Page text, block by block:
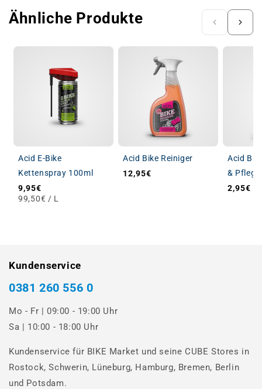
Ähnliche Produkte
Acid E-Bike
Kettenspray 100ml
Normaler Preis
9,95€
GRUNDPREIS
99,50€ / PRO
L
Acid Bike Reiniger
Normaler Preis
12,95€
Acid
&
2,95€
Kundenservice
0381 260 556 0
Mo - Fr | 09:00 - 19:00 Uhr
Sa | 10:00 - 18:00 Uhr
Kundenservice für BIKE Market und seine CUBE Stores in
Rostock, Schwerin, Lüneburg, Hamburg, Bremen, Berlin
und Potsdam.